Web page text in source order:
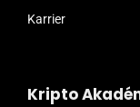
Karrier
Kripto